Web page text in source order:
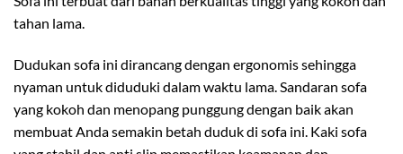
tahan lama.
Dudukan sofa ini dirancang dengan ergonomis sehingga
nyaman untuk diduduki dalam waktu lama. Sandaran sofa
yang kokoh dan menopang punggung dengan baik akan
membuat Anda semakin betah duduk di sofa ini. Kaki sofa